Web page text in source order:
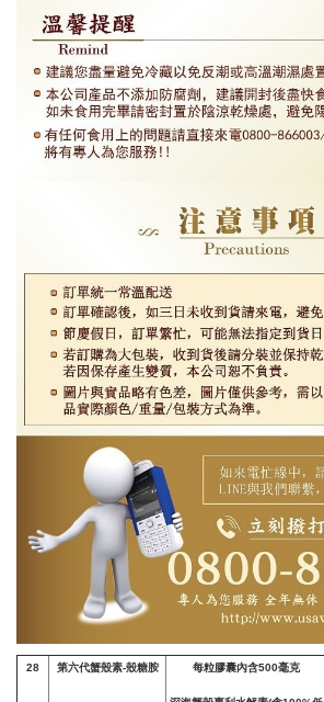
28 第六代蟹殼素-殼糖胺 每粒膠囊內含500毫克